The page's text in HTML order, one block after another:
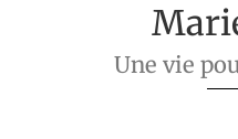
Une vie